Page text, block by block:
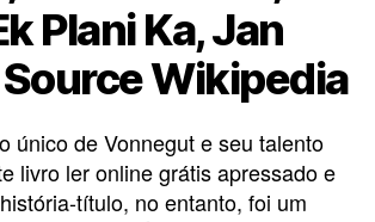
Plani Ka, Jan
Wikipedia
único de Vonnegut e seu talento
livro ler online grátis apressado e
título, no entanto, foi um